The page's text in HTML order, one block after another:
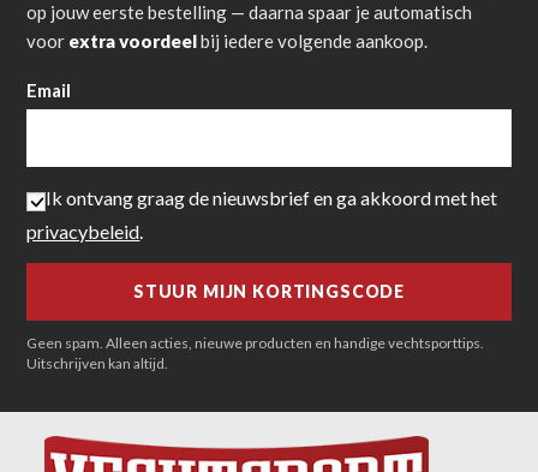
op jouw eerste bestelling — daarna spaar je automatisch
voor extra voordeelbij iedere volgende aankoop.
Email
Ik ontvang graag de nieuwsbrief en ga akkoord met het
privacybeleid.
Geen spam. Alleen acties, nieuwe producten en handige vechtsporttips.
Uitschrijven kan altijd.